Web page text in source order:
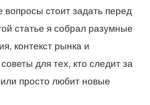
вопросы стоит задать перед
статье я собрал разумные
контекст рынка и
для тех, кто следит за
или просто любит новые